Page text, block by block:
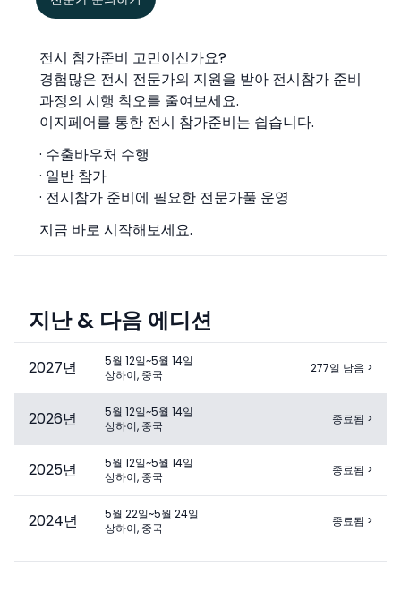
전시 참가준비 고민이신가요?
경험많은 전시 전문가의 지원을 받아 전시참가 준비
과정의 시행 착오를 줄여보세요.
이지페어를 통한 전시 참가준비는 쉽습니다.
· 수출바우처 수행
· 일반 참가
· 전시참가 준비에 필요한 전문가풀 운영
지금 바로 시작해보세요.
지난 & 다음 에디션
2027년
5월 12일~5월 14일
상하이, 중국
277일 남음 >
2026년
5월 12일~5월 14일
상하이, 중국
종료됨 >
2025년
5월 12일~5월 14일
상하이, 중국
종료됨 >
2024년
5월 22일~5월 24일
상하이, 중국
종료됨 >